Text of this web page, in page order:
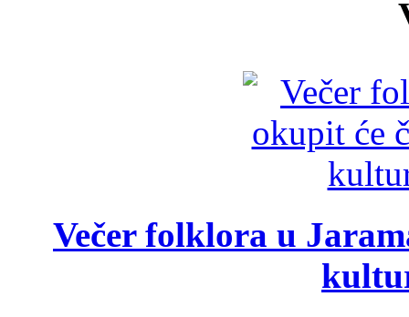
Večer folklora u